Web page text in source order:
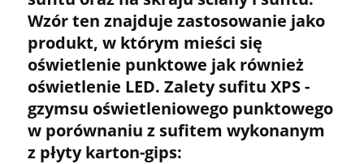
Wzór ten znajduje zastosowanie jako
produkt, w którym mieści się
oświetlenie punktowe jak również
oświetlenie LED. Zalety sufitu XPS -
gzymsu oświetleniowego punktowego
w porównaniu z sufitem wykonanym
z płyty karton-gips: